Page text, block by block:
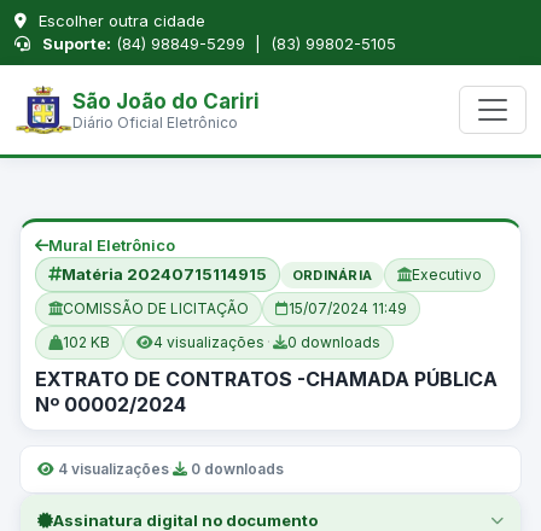
Escolher outra cidade
Suporte: (84) 98849-5299 | (83) 99802-5105
São João do Cariri
Diário Oficial Eletrônico
Mural Eletrônico
Matéria 20240715114915
ORDINÁRIA
Executivo
COMISSÃO DE LICITAÇÃO
15/07/2024 11:49
102 KB
4 visualizações · 0 downloads
EXTRATO DE CONTRATOS -CHAMADA PÚBLICA
Nº 00002/2024
4 visualizações 0 downloads
Assinatura digital no documento